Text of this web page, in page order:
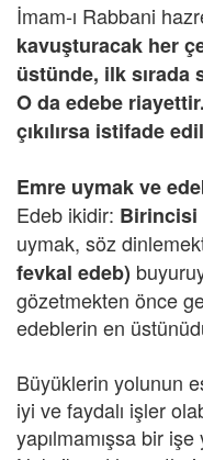
İmam-ı Rabbani
kavuşturacak her
üstünde, ilk sırada
O da edebe
çıkılırsa istifade
Emre uymak ve
Edeb ikidir: Birincisi
uymak, söz
fevkal edeb)
gözetmekten önce
edeblerin en
Büyüklerin yolunun
iyi ve faydalı işler
yapılmamışsa bir